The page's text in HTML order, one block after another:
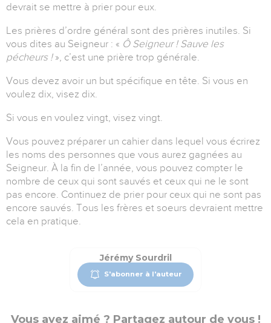
devrait se mettre à prier pour eux.
Les prières d’ordre général sont des prières inutiles. Si
vous dites au Seigneur : « Ô Seigneur ! Sauve les
pécheurs !», c’est une prière trop générale.
Vous devez avoir un but spécifique en tête. Si vous en
voulez dix, visez dix.
Si vous en voulez vingt, visez vingt.
Vous pouvez préparer un cahier dans lequel vous écrirez
les noms des personnes que vous aurez gagnées au
Seigneur. À la fin de l’année, vous pouvez compter le
nombre de ceux qui sont sauvés et ceux qui ne le sont
pas encore. Continuez de prier pour ceux qui ne sont pas
encore sauvés. Tous les frères et soeurs devraient mettre
cela en pratique.
Jérémy Sourdril
S'abonner à l'auteur
Vous avez aimé ? Partagez autour de vous !